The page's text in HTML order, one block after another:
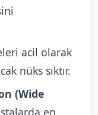
acil olarak
nüks sıktır.
(Wide
en